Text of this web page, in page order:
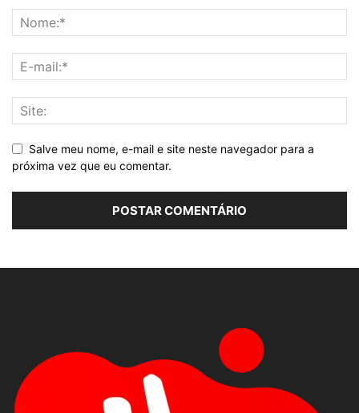
Salve meu nome, e-mail e site neste navegador para a
próxima vez que eu comentar.